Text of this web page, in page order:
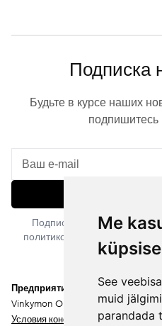
Me
See
muid
parandada
Подписка
Будьте в курсе наших
подпишитесь
Подписываясь на
политикой
любое
Предприятие
Vinkymon OÜ
Условия конфиденциальности